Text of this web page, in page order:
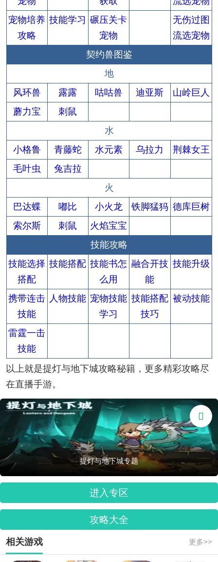
宠物培养
攻略
技能学习 碾压关卡
宠物
无伤过图
流选宠物
契约兽图鉴
地
风环兽
露露 咕咕兽 迪亚斯
山岭巨人
蘑力宝
刺鼠
水
小格鲁
青藤蛇 水元素 乌拉力
荆棘女王
毛叶虫
兔吉拉
火
巴达蝶
嘟比 小火龙 铁脚猛犸 德库巨树
索尔斯
刺鼠
火焰宝宝
技能攻略
技能选择
搭配
技能搭配 技能书怎
么用
融合开技
能
技能升级
携带连击
技能
人物技能 宠物技能
学习
技能搭配
技巧
被动技能
雷霆一击
技能
以上就是提灯与地下城攻略秘籍，更多精彩攻略尽
在直播手游。
提灯与地下城专题

进入专区
攻略大全
相关游戏 更多>>